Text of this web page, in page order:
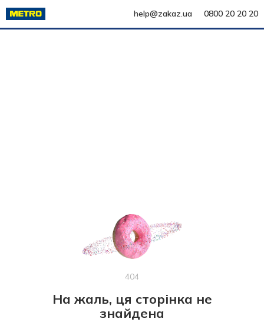
help@zakaz.ua 0800 20 20 20
404
На жаль, ця сторінка не
знайдена